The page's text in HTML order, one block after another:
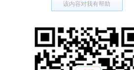
该内容对我有帮助